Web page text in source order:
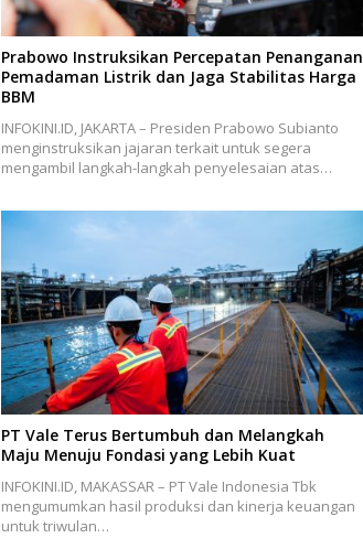
Prabowo Instruksikan Percepatan Penanganan
Pemadaman Listrik dan Jaga Stabilitas Harga
BBM
INFOKINI.ID, JAKARTA – Presiden Prabowo Subianto
menginstruksikan jajaran terkait untuk segera
mengambil langkah-langkah penyelesaian atas…
PT Vale Terus Bertumbuh dan Melangkah
Maju Menuju Fondasi yang Lebih Kuat
INFOKINI.ID, MAKASSAR – PT Vale Indonesia Tbk
mengumumkan hasil produksi dan kinerja keuangan
untuk triwulan…